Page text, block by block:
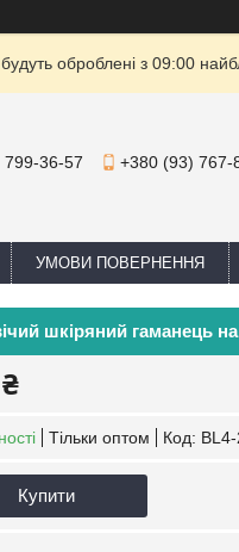
оброблені з 09:00
36-57 +380 (93) 767-
УМОВИ ПОВЕРНЕННЯ
шкіряний гаманець
Тільки оптом Код:
Купити